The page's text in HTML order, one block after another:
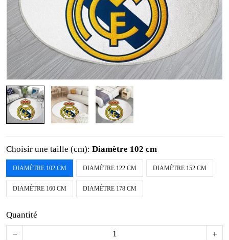
Choisir une taille (cm): Diamètre 102 cm
DIAMÈTRE 102 CM DIAMÈTRE 122 CM DIAMÈTRE 152 CM
DIAMÈTRE 160 CM DIAMÈTRE 178 CM
Quantité